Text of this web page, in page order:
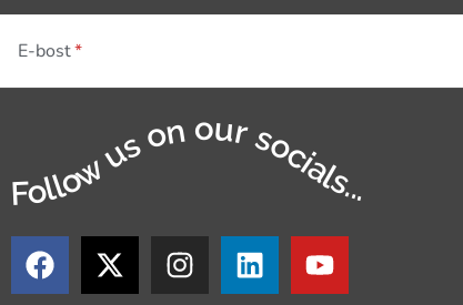
E-bost
Follow us on our socials...